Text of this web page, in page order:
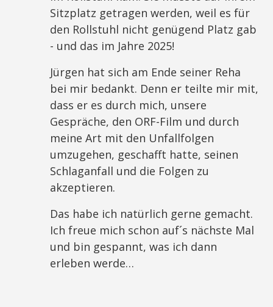
Sitzplatz getragen werden, weil es für
den Rollstuhl nicht genügend Platz gab
- und das im Jahre 2025!
Jürgen hat sich am Ende seiner Reha
bei mir bedankt. Denn er teilte mir mit,
dass er es durch mich, unsere
Gespräche, den ORF-Film und durch
meine Art mit den Unfallfolgen
umzugehen, geschafft hatte, seinen
Schlaganfall und die Folgen zu
akzeptieren.
Das habe ich natürlich gerne gemacht.
Ich freue mich schon auf´s nächste Mal
und bin gespannt, was ich dann
erleben werde…